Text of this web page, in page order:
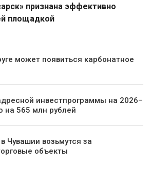
признана эффективно
площадкой
может появиться карбонатное
инвестпрограммы на 2026–
на 565 млн рублей
Чувашии возьмутся за
объекты